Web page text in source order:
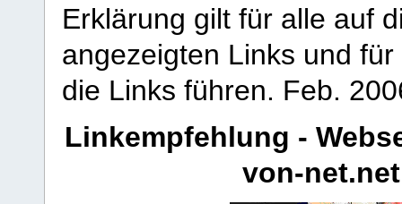
Erklärung gilt für alle auf
angezeigten Links und
die Links führen. Feb.
Linkempfehlung -
von-net.net